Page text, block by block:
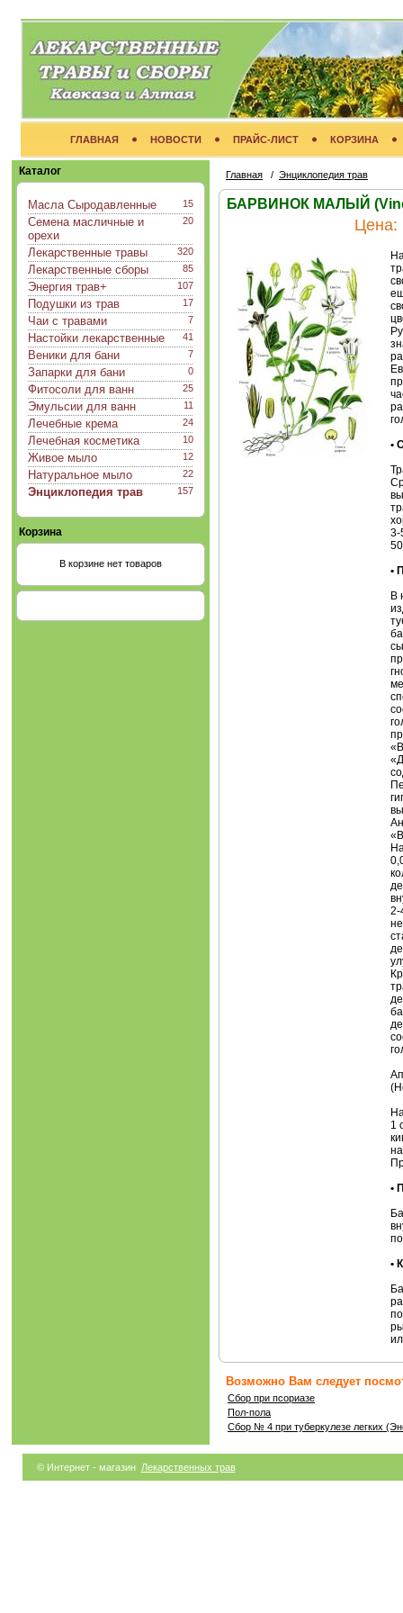
ГЛАВНАЯ НОВОСТИ ПРАЙС-ЛИСТ КОРЗИНА
Каталог
15
Масла Сыродавленные
20
Семена масличные и
орехи
320
Лекарственные травы
85
Лекарственные сборы
107
Энергия трав+
17
Подушки из трав
7
Чаи с травами
41
Настойки лекарственные
7
Веники для бани
0
Запарки для бани
25
Фитосоли для ванн
11
Эмульсии для ванн
24
Лечебные крема
10
Лечебная косметика
12
Живое мыло
22
Натуральное мыло
157
Энциклопедия трав
Корзина
В корзине нет товаров
Главная / Энциклопедия трав
БАРВИНОК МАЛЫЙ
Цена:
•
3-
•
В
2-
1
•
•
Возможно Вам следует
Сбор при псориазе
Пол-пола
Сбор № 4 при туберкулезе легких
© Интернет - магазин Лекарственных трав